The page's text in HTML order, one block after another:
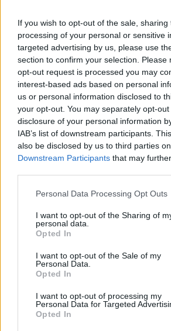
If you wish to opt-out of the sale,
processing of your personal or sensitive
targeted advertising by us, please use
section to confirm your selection. Please
opt-out request is processed you may
interest-based ads based on personal
us or personal information disclosed to
your opt-out. You may separately opt-
disclosure of your personal information
IAB’s list of downstream participants.
also be disclosed by us to third parties
Downstream Participants that may
Please note that this website/app uses
not limited to your visit or usage
grant or deny consent to Google and its
use your data for below specified
consent section.
Personal Data Processing Opt Outs
I want to opt-out of the Sharing of
personal data.
Opted In
I want to opt-out of the Sale of my
Personal Data.
Opted In
I want to opt-out of processing my
Personal Data for Targeted
Opted In
COMMENTS